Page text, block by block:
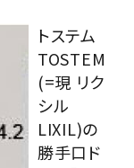
トステム
TOSTEM
(=現 リク
シル
LIXIL)の
勝手口ド